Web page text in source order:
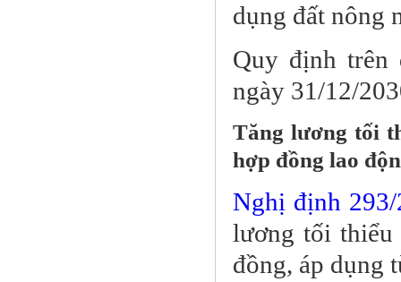
dụng đất nông
Quy định trên
ngày 31/12/
Tăng lương tối
hợp đồng lao
Nghị định
lương tối
đồng, áp dụng